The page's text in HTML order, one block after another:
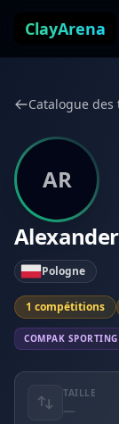
ClayArena
Catalogue des
AR
Pologne
1 compétitions
COMPAK SPORTING
TAILLE
—